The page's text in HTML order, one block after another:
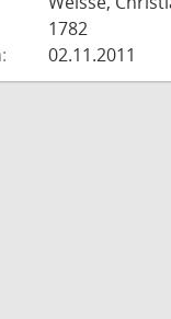
1782
02.11.2011